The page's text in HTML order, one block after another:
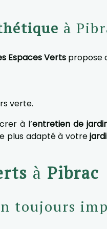
à
Espaces Verts propose
verte.
à l’entretien de
plus adapté à votre
à Pibrac
toujours